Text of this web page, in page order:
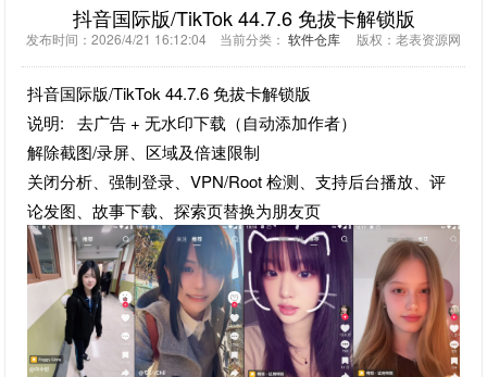
抖音国际版/TikTok 44.7.6 免拔卡解锁版
发布时间：2026/4/21 16:12:04 当前分类： 软件仓库 版权：老表资源网
抖音国际版/TikTok 44.7.6 免拔卡解锁版
说明: 去广告 + 无水印下载（自动添加作者）
解除截图/录屏、区域及倍速限制
关闭分析、强制登录、VPN/Root 检测、支持后台播放、评
论发图、故事下载、探索页替换为朋友页